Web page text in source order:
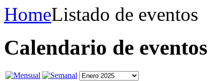
HomeListado de eventos
Calendario de eventos